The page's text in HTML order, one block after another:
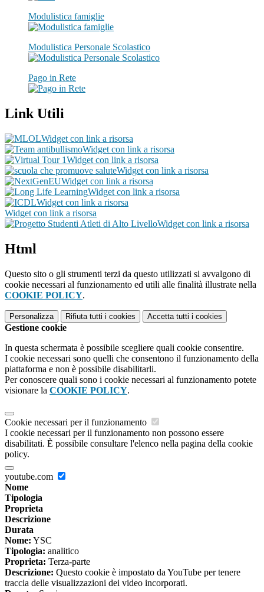
Modulistica famiglie
Modulistica Personale Scolastico
Pago in Rete
Link Utili
Widget con link a risorsa
Widget con link a risorsa
Widget con link a risorsa
Widget con link a risorsa
Widget con link a risorsa
Widget con link a risorsa
Widget con link a risorsa
Widget con link a risorsa
Widget con link a risorsa
Html
Questo sito o gli strumenti terzi da questo utilizzati si avvalgono di
cookie necessari al funzionamento ed utili alle finalità illustrate nella
COOKIE POLICY.
Personalizza Rifiuta tutti i cookies Accetta tutti i cookies
Gestione cookie
In questa schermata è possibile scegliere quali cookie consentire.
I cookie necessari sono quelli che consentono il funzionamento della
piattaforma e non è possibile disabilitarli.
Per conoscere quali sono i cookie necessari al funzionamento potete
visionare la COOKIE POLICY.
Cookie necessari per il funzionamento
I cookie necessari per il funzionamento non possono essere
disabilitati. È possibile consultare l'elenco nella pagina della cookie
policy.
youtube.com
Nome
Tipologia
Proprieta
Descrizione
Durata
Nome: YSC
Tipologia: analitico
Proprieta: Terza-parte
Descrizione: Questo cookie è impostato da YouTube per tenere
traccia delle visualizzazioni dei video incorporati.